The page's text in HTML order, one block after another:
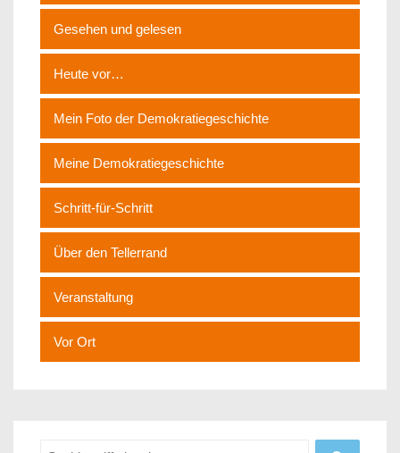
Gesehen und gelesen
Heute vor…
Mein Foto der Demokratiegeschichte
Meine Demokratiegeschichte
Schritt-für-Schritt
Über den Tellerrand
Veranstaltung
Vor Ort